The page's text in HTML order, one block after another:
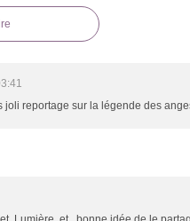
joli reportage sur la légende des